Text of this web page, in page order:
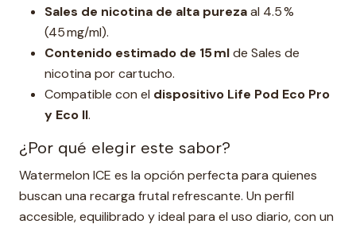
Sales de nicotina de alta purezaal 4.5 %
(45 mg/ml).
Contenido estimado de 15 mlde Sales de
nicotina por cartucho.
Compatible con el dispositivo Life Pod Eco Pro
y Eco II.
¿Por qué elegir este sabor?
Watermelon ICE es la opción perfecta para quienes
buscan una recarga frutal refrescante. Un perfil
accesible, equilibrado y ideal para el uso diario, con un